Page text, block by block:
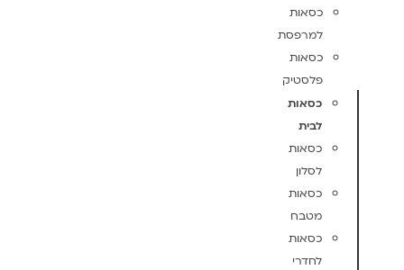
כסאות
למרפסת
כסאות
פלסטיק
כסאות
לבית
כסאות
לסלון
כסאות
מטבח
כסאות
לחדרי